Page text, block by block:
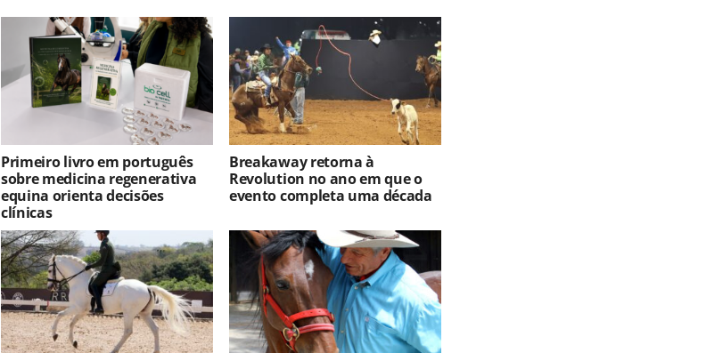
Primeiro livro em português
sobre medicina regenerativa
equina orienta decisões
clínicas
Breakaway retorna à
Revolution no ano em que o
evento completa uma década